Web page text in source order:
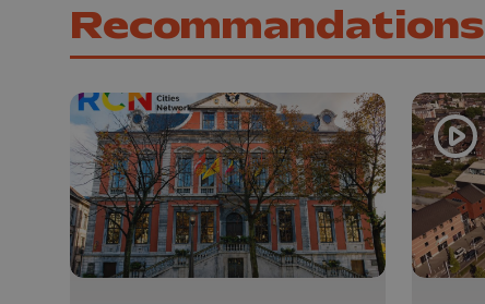
Recommandations